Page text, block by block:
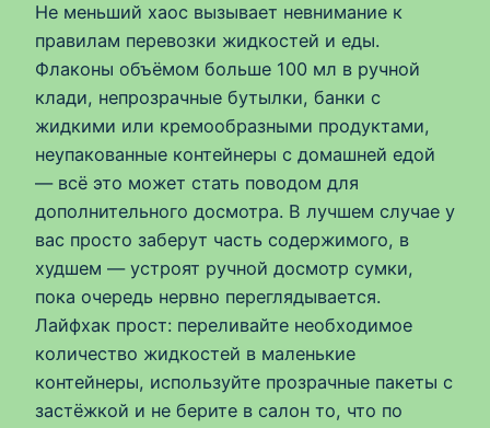
Не меньший хаос вызывает невнимание к
правилам перевозки жидкостей и еды.
Флаконы объёмом больше 100 мл в ручной
клади, непрозрачные бутылки, банки с
жидкими или кремообразными продуктами,
неупакованные контейнеры с домашней едой
— всё это может стать поводом для
дополнительного досмотра. В лучшем случае у
вас просто заберут часть содержимого, в
худшем — устроят ручной досмотр сумки,
пока очередь нервно переглядывается.
Лайфхак прост: переливайте необходимое
количество жидкостей в маленькие
контейнеры, используйте прозрачные пакеты с
застёжкой и не берите в салон то, что по